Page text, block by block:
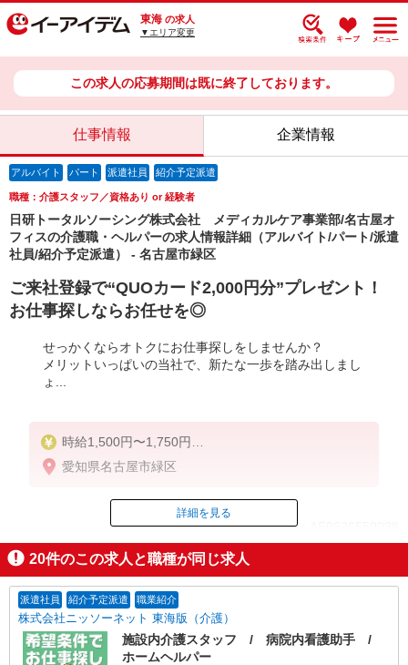
東海 の求人
▼エリア変更
この求人の応募期間は既に終了しております。
仕事情報 企業情報
アルバイト パート 派遣社員 紹介予定派遣
職種：介護スタッフ／資格あり or 経験者
日研トータルソーシング株式会社 メディカルケア事業部/名古屋オ
フィスの介護職・ヘルパーの求人情報詳細（アルバイト/パート/派遣
社員/紹介予定派遣） - 名古屋市緑区
ご来社登録で“QUOカード2,000円分”プレゼント！
お仕事探しならお任せを◎
せっかくならオトクにお仕事探しをしませんか？
メリットいっぱいの当社で、新たな一歩を踏み出しまし
ょ...
時給1,500円〜1,750円
◆無資格・経験者：時給1,500円〜
◆初任者研修・経験者：時給1,600円〜
◆介護福祉士：時給1,750円〜
※経験者は3ヶ月以上
※給与幅は経験・能力による
★週払いOK（規定あり）
愛知県名古屋市緑区
ID：AE0626559938
掲載期間終了
詳細を見る
20件のこの求人と職種が同じ求人
派遣社員 紹介予定派遣 職業紹介
株式会社ニッソーネット 東海版（介護）
施設内介護スタッフ / 病院内看護助手 /
ホームヘルパー